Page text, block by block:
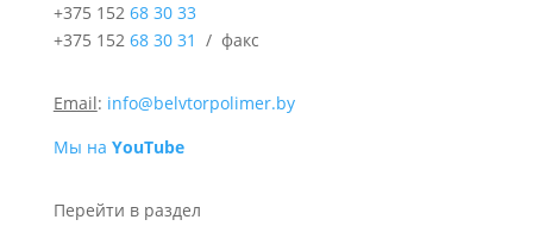
+375 152 68 30 33
+375 152 68 30 31 / факс
Email: info@belvtorpolimer.by
Мы на YouTube
Перейти в раздел